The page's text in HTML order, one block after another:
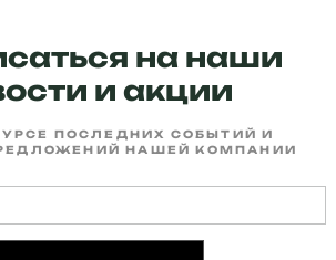
на наши
и акции
ПОСЛЕДНИХ СОБЫТИЙ И
НАШЕЙ КОМПАНИИ